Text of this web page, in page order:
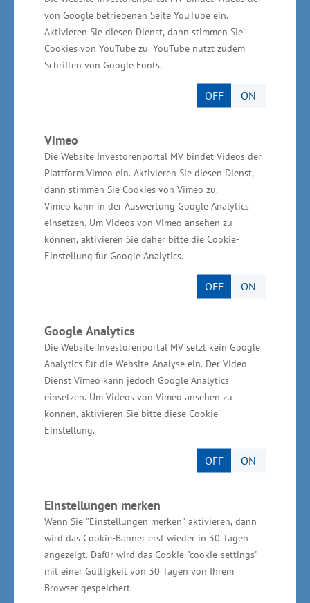
von Google betriebenen Seite YouTube ein.
Aktivieren Sie diesen Dienst, dann stimmen Sie
Cookies von YouTube zu. YouTube nutzt zudem
Schriften von Google Fonts.
OFF ON
Vimeo
Die Website Investorenportal MV bindet Videos der
Plattform Vimeo ein. Aktivieren Sie diesen Dienst,
dann stimmen Sie Cookies von Vimeo zu.
Vimeo kann in der Auswertung Google Analytics
einsetzen. Um Videos von Vimeo ansehen zu
können, aktivieren Sie daher bitte die Cookie-
Einstellung für Google Analytics.
OFF ON
Google Analytics
Die Website Investorenportal MV setzt kein Google
Analytics für die Website-Analyse ein. Der Video-
Dienst Vimeo kann jedoch Google Analytics
einsetzen. Um Videos von Vimeo ansehen zu
können, aktivieren Sie bitte diese Cookie-
Einstellung.
OFF ON
Einstellungen merken
Wenn Sie "Einstellungen merken" aktivieren, dann
wird das Cookie-Banner erst wieder in 30 Tagen
angezeigt. Dafür wird das Cookie "cookie-settings"
mit einer Gültigkeit von 30 Tagen von Ihrem
Browser gespeichert.
wichtige Impulse gesetzt haben. „Krisenzeiten
bringen Verunsicherung mit sich, und es hat
durchaus kontroverse Positionen von Skepsis
bis Ablehnung des touristischen Neustarts
gegeben. Hier haben wir gemeinsam
gegengesteuert und werden das im Dialog mit
den Menschen im Land auch in den
kommenden Jahren tun“, sagte Hesse.
Wirtschaftsminister Harry Glawe erklärte:
„Mecklenburg-Vorpommern ist mit seinen
Vorzügen und Angeboten sehr weit vorn,
attraktiv und beliebt. Diesen Vorsprung dürfen
wir nicht verspielen. Deshalb ist es wichtig, das
Vertrauen in den Tourismus gegebenenfalls
Werben um Gäste und um Akzeptanz war
vielleicht noch nie so wichtig wie heute. Denn:
Wer einmal bei uns im Land Urlaub gemacht
hat, soll auch gern wiederkommen. Hierfür
müssen wir alles auch in der Corona-Krise
sich weiter, bleibt aber
herausfordernd
Die wirtschaftliche Lage in der Branche hat sich
über die Sommerferien zwar weiter verbessert,